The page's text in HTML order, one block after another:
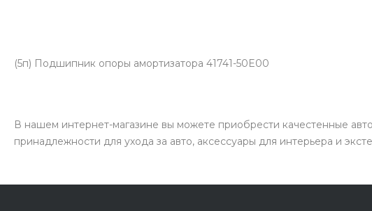
(5п) Подшипник опоры амортизатора 41741-50E00
В нашем интернет-магазине вы можете приобрести качестенные
принадлежности для ухода за авто, аксессуары для интерьера и